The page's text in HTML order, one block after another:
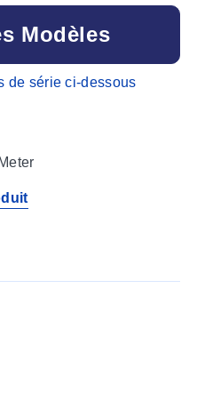
Modèles
de série ci-dessous